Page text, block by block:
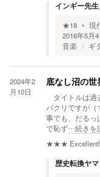
インギー先生
★18 現
2016年5月
音楽
ギ
2024年2
月10日
底なし沼の世
タイトルは過
パクリですが（
事でも、だるっ
で恥ず…続きを
★★★
歴史転換ヤマ